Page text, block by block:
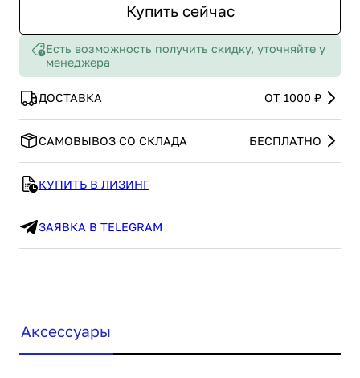
Купить сейчас
Есть возможность получить скидку, уточняйте у
менеджера
ДОСТАВКА ОТ 1000 ₽
САМОВЫВОЗ СО СКЛАДА БЕСПЛАТНО
КУПИТЬ В ЛИЗИНГ
ЗАЯВКА В TELEGRAM
Аксессуары